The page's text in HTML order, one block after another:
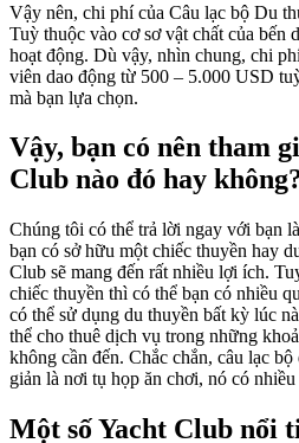
Vậy nên, chi phí của Câu lạc bộ Du
Tuỳ thuộc vào cơ sơ vật chất của bến
hoạt động. Dù vậy, nhìn chung, chi
viên dao động từ 500 – 5.000 USD
mà bạn lựa chọn.
Vậy, bạn có nên tham
Club nào đó hay
Chúng tôi có thể trả lời ngay với bạn
bạn có sở hữu một chiếc thuyền hay
Club sẽ mang đến rất nhiều lợi ích.
chiếc thuyền thì có thể bạn có nhiều
có thể sử dụng du thuyền bất kỳ lúc
thể cho thuê dịch vụ trong những
không cần đến. Chắc chắn, câu lạc
giản là nơi tụ họp ăn chơi, nó có
Một số Yacht Club nổi